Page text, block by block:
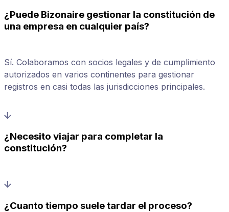
¿Puede Bizonaire gestionar la constitución de
una empresa en cualquier país?
Sí. Colaboramos con socios legales y de cumplimiento
autorizados en varios continentes para gestionar
registros en casi todas las jurisdicciones principales.
¿Necesito viajar para completar la
constitución?
¿Cuanto tiempo suele tardar el proceso?